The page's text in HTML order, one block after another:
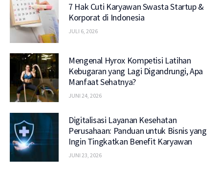
7 Hak Cuti Karyawan Swasta Startup &
Korporat di Indonesia
JULI 6, 2026
Mengenal Hyrox Kompetisi Latihan
Kebugaran yang Lagi Digandrungi, Apa
Manfaat Sehatnya?
JUNI 24, 2026
Digitalisasi Layanan Kesehatan
Perusahaan: Panduan untuk Bisnis yang
Ingin Tingkatkan Benefit Karyawan
JUNI 23, 2026